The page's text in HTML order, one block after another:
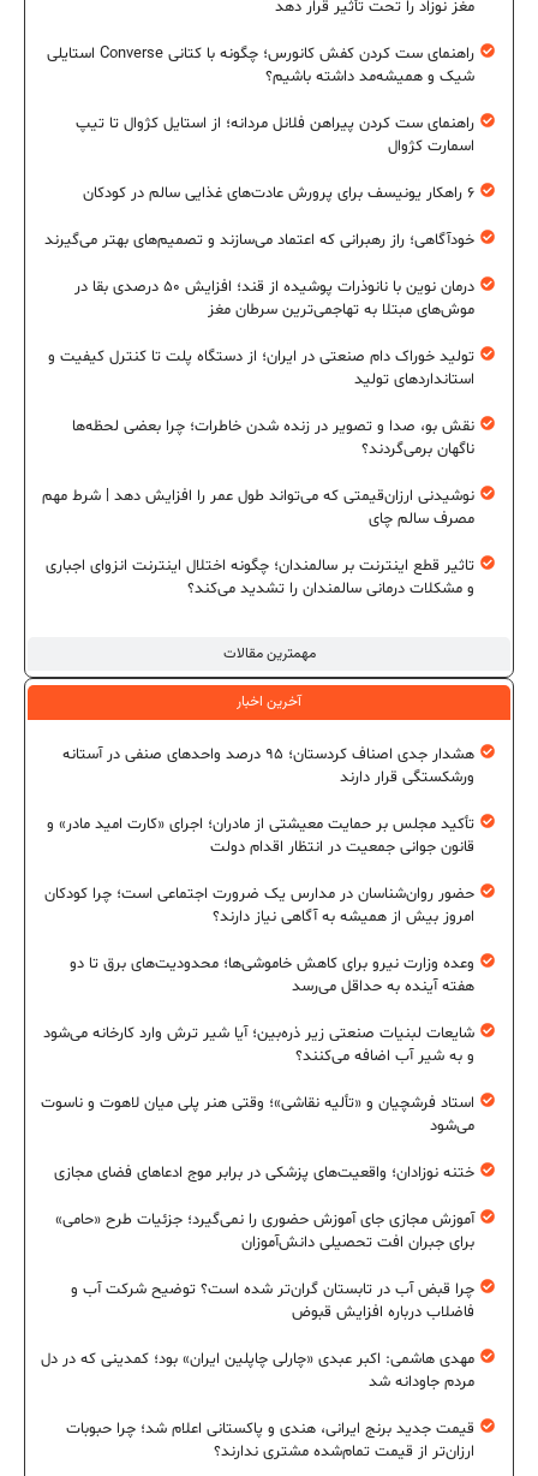
مهمترین مقالات
مغز نوزاد را تحت تأثیر قرار دهد
راهنمای ست کردن کفش کانورس؛ چگونه با کتانی Converse استایلی
شیک و همیشه‌مد داشته باشیم؟
راهنمای ست کردن پیراهن فلانل مردانه؛ از استایل کژوال تا تیپ
اسمارت کژوال
۶ راهکار یونیسف برای پرورش عادت‌های غذایی سالم در کودکان
خودآگاهی؛ راز رهبرانی که اعتماد می‌سازند و تصمیم‌های بهتر می‌گیرند
درمان نوین با نانوذرات پوشیده از قند؛ افزایش ۵۰ درصدی بقا در
موش‌های مبتلا به تهاجمی‌ترین سرطان مغز
تولید خوراک دام صنعتی در ایران؛ از دستگاه پلت تا کنترل کیفیت و
استانداردهای تولید
نقش بو، صدا و تصویر در زنده شدن خاطرات؛ چرا بعضی لحظه‌ها
ناگهان برمی‌گردند؟
نوشیدنی ارزان‌قیمتی که می‌تواند طول عمر را افزایش دهد | شرط مهم
مصرف سالم چای
تاثیر قطع اینترنت بر سالمندان؛ چگونه اختلال اینترنت انزوای اجباری
و مشکلات درمانی سالمندان را تشدید می‌کند؟
آخرین اخبار
هشدار جدی اصناف کردستان؛ ۹۵ درصد واحدهای صنفی در آستانه
ورشکستگی قرار دارند
تأکید مجلس بر حمایت معیشتی از مادران؛ اجرای «کارت امید مادر» و
قانون جوانی جمعیت در انتظار اقدام دولت
حضور روان‌شناسان در مدارس یک ضرورت اجتماعی است؛ چرا کودکان
امروز بیش از همیشه به آگاهی نیاز دارند؟
وعده وزارت نیرو برای کاهش خاموشی‌ها؛ محدودیت‌های برق تا دو
هفته آینده به حداقل می‌رسد
شایعات لبنیات صنعتی زیر ذره‌بین؛ آیا شیر ترش وارد کارخانه می‌شود
و به شیر آب اضافه می‌کنند؟
استاد فرشچیان و «تألیه نقاشی»؛ وقتی هنر پلی میان لاهوت و ناسوت
می‌شود
ختنه نوزادان؛ واقعیت‌های پزشکی در برابر موج ادعاهای فضای مجازی
آموزش مجازی جای آموزش حضوری را نمی‌گیرد؛ جزئیات طرح «حامی»
برای جبران افت تحصیلی دانش‌آموزان
چرا قبض آب در تابستان گران‌تر شده است؟ توضیح شرکت آب و
فاضلاب درباره افزایش قبوض
مهدی هاشمی: اکبر عبدی «چارلی چاپلین ایران» بود؛ کمدینی که در دل
مردم جاودانه شد
قیمت جدید برنج ایرانی، هندی و پاکستانی اعلام شد؛ چرا حبوبات
ارزان‌تر از قیمت تمام‌شده مشتری ندارند؟